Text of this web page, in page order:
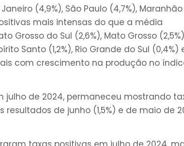
(4,9%), São Paulo (4,7%), Maranhão
mais intensas do que a média
Grosso do Sul (2,6%), Mato Grosso
Santo (1,2%), Rio Grande do Sul (0,4%)
com crescimento na produção no
julho de 2024, permaneceu mostrando
de junho (1,5%) e de maio de